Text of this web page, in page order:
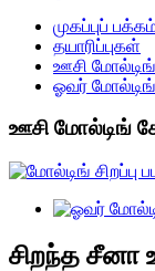
முகப்புப்
தயாரிப்புகள்
ஊசி மோல்டிங்
ஓவர் மோல்டிங்
ஊசி மோல்டிங்
சிறந்த சீனா